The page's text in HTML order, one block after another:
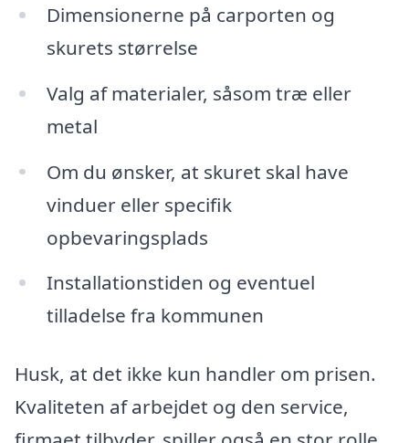
Dimensionerne på carporten og
skurets størrelse
Valg af materialer, såsom træ eller
metal
Om du ønsker, at skuret skal have
vinduer eller specifik
opbevaringsplads
Installationstiden og eventuel
tilladelse fra kommunen
Husk, at det ikke kun handler om prisen.
Kvaliteten af arbejdet og den service,